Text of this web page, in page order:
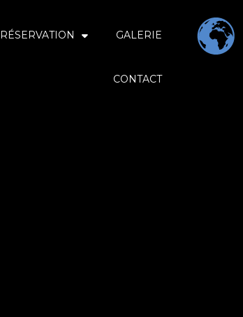
RÉSERVATION GALERIE
CONTACT